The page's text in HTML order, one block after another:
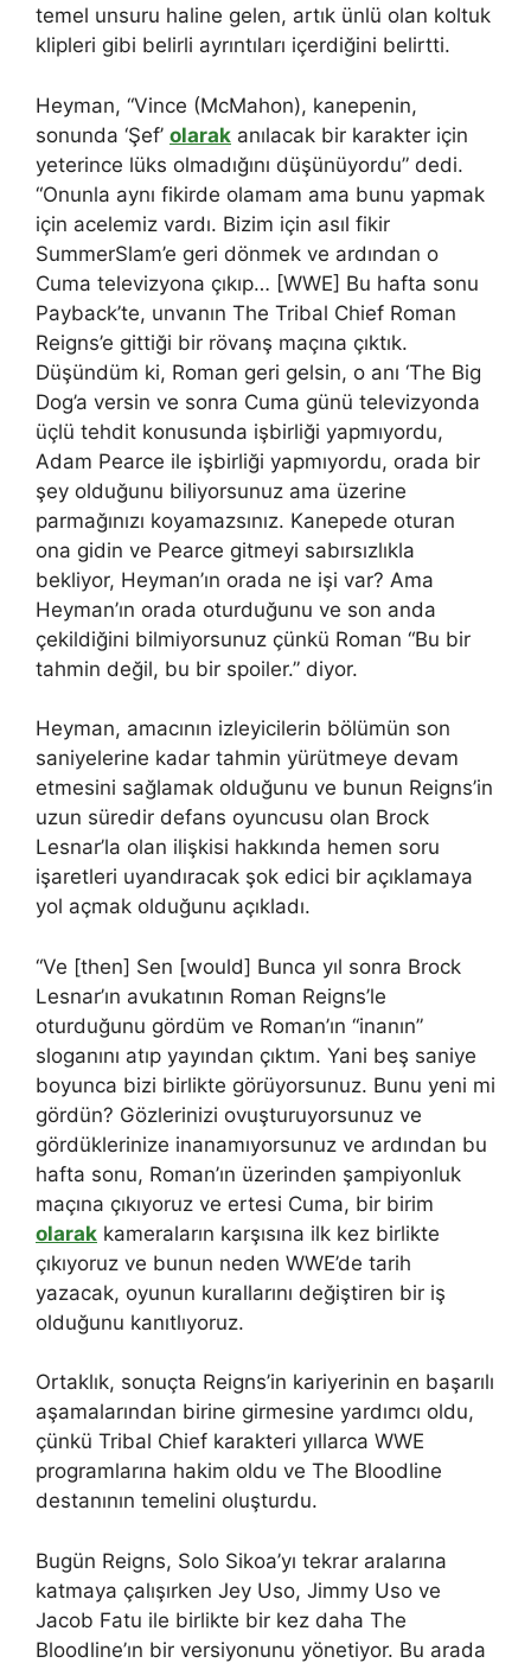
temel unsuru haline gelen, artık ünlü olan koltuk
klipleri gibi belirli ayrıntıları içerdiğini belirtti.
Heyman, “Vince (McMahon), kanepenin,
sonunda ‘Şef’ olarak anılacak bir karakter için
yeterince lüks olmadığını düşünüyordu” dedi.
“Onunla aynı fikirde olamam ama bunu yapmak
için acelemiz vardı. Bizim için asıl fikir
SummerSlam’e geri dönmek ve ardından o
Cuma televizyona çıkıp… [WWE] Bu hafta sonu
Payback’te, unvanın The Tribal Chief Roman
Reigns’e gittiği bir rövanş maçına çıktık.
Düşündüm ki, Roman geri gelsin, o anı ‘The Big
Dog’a versin ve sonra Cuma günü televizyonda
üçlü tehdit konusunda işbirliği yapmıyordu,
Adam Pearce ile işbirliği yapmıyordu, orada bir
şey olduğunu biliyorsunuz ama üzerine
parmağınızı koyamazsınız. Kanepede oturan
ona gidin ve Pearce gitmeyi sabırsızlıkla
bekliyor, Heyman’ın orada ne işi var? Ama
Heyman’ın orada oturduğunu ve son anda
çekildiğini bilmiyorsunuz çünkü Roman “Bu bir
tahmin değil, bu bir spoiler.” diyor.
Heyman, amacının izleyicilerin bölümün son
saniyelerine kadar tahmin yürütmeye devam
etmesini sağlamak olduğunu ve bunun Reigns’in
uzun süredir defans oyuncusu olan Brock
Lesnar’la olan ilişkisi hakkında hemen soru
işaretleri uyandıracak şok edici bir açıklamaya
yol açmak olduğunu açıkladı.
“Ve [then] Sen [would] Bunca yıl sonra Brock
Lesnar’ın avukatının Roman Reigns’le
oturduğunu gördüm ve Roman’ın “inanın”
sloganını atıp yayından çıktım. Yani beş saniye
boyunca bizi birlikte görüyorsunuz. Bunu yeni mi
gördün? Gözlerinizi ovuşturuyorsunuz ve
gördüklerinize inanamıyorsunuz ve ardından bu
hafta sonu, Roman’ın üzerinden şampiyonluk
maçına çıkıyoruz ve ertesi Cuma, bir birim
olarak kameraların karşısına ilk kez birlikte
çıkıyoruz ve bunun neden WWE’de tarih
yazacak, oyunun kurallarını değiştiren bir iş
olduğunu kanıtlıyoruz.
Ortaklık, sonuçta Reigns’in kariyerinin en başarılı
aşamalarından birine girmesine yardımcı oldu,
çünkü Tribal Chief karakteri yıllarca WWE
programlarına hakim oldu ve The Bloodline
destanının temelini oluşturdu.
Bugün Reigns, Solo Sikoa’yı tekrar aralarına
katmaya çalışırken Jey Uso, Jimmy Uso ve
Jacob Fatu ile birlikte bir kez daha The
Bloodline’ın bir versiyonunu yönetiyor. Bu arada